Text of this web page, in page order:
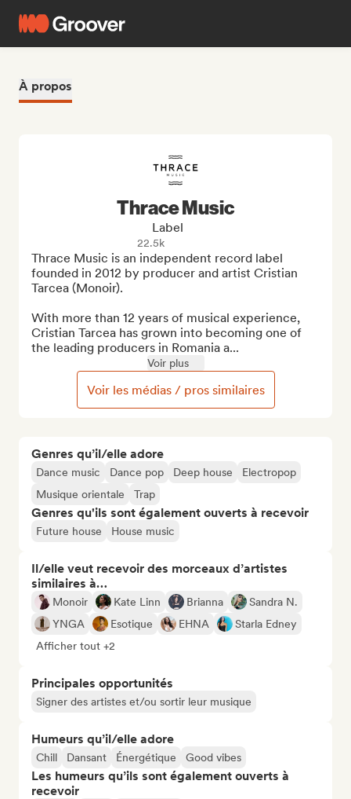
À propos
Genres qu’il/elle adore
Dance music Dance pop Deep house
Electropop
Musique orientale
Trap
Genres qu'ils sont également ouverts à recevoir
Future house House music
Il/elle veut recevoir des morceaux d’artistes
similaires à…
Monoir Kate Linn Brianna
Sandra N.
YNGA
Esotique EHNA
Starla Edney
Afficher tout +2
Principales opportunités
Signer des artistes et/ou sortir leur musique
Humeurs qu’il/elle adore
Chill Dansant Énergétique Good vibes
Les humeurs qu’ils sont également ouverts à
recevoir
Thrace Music
Label
22.5k
Thrace Music is an independent record label
founded in 2012 by producer and artist Cristian
Tarcea (Monoir).
With more than 12 years of musical experience,
Cristian Tarcea has grown into becoming one of
the leading producers in Romania a...
Voir plus
Voir les médias / pros similaires